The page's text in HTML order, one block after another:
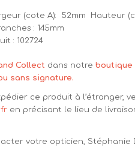
(cote A): 52mm Hauteur
: 145mm
: 102724
Collect dans notreboutique
sans signature.
ce produit à l’étranger,
en précisant le lieu de
votre opticien,